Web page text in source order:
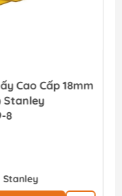
Cao Cấp 18mm
Stanley
8
Stanley